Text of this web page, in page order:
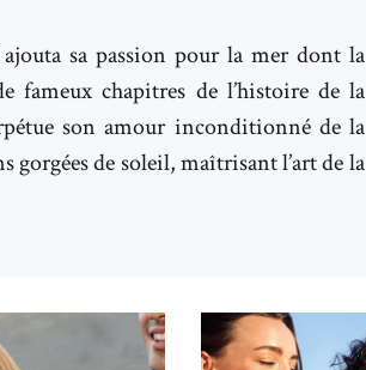
sa passion pour la mer dont la
fameux chapitres de l’histoire de la
son amour inconditionné de la
gorgées de soleil, maîtrisant l’art de la